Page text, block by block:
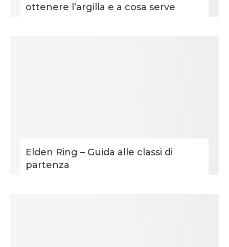
ottenere l’argilla e a cosa serve
Elden Ring – Guida alle classi di
partenza